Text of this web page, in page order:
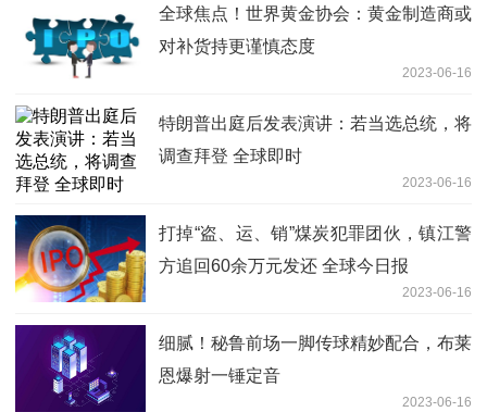
全球焦点！世界黄金协会：黄金制造商或
对补货持更谨慎态度
2023-06-16
特朗普出庭后发表演讲：若当选总统，将
调查拜登 全球即时
2023-06-16
打掉“盗、运、销”煤炭犯罪团伙，镇江警
方追回60余万元发还 全球今日报
2023-06-16
细腻！秘鲁前场一脚传球精妙配合，布莱
恩爆射一锤定音
2023-06-16